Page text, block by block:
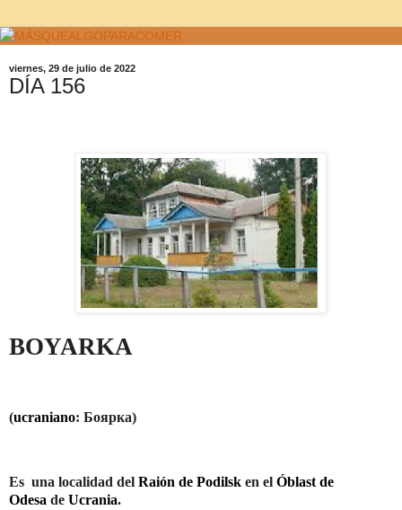
viernes, 29 de julio de 2022
DÍA 156
BOYARKA
(ucraniano: Боярка)
Es una localidad del Raión de Podilsk en el Óblast de
Odesa de Ucrania.